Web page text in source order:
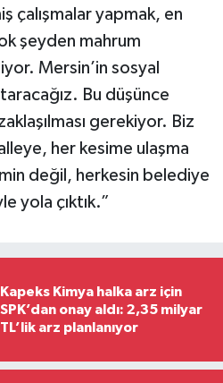
çalışmalar yapmak, en
şeyden mahrum
Mersin’in sosyal
Bu düşünce
gerekiyor. Biz
her kesime ulaşma
değil, herkesin belediye
yola çıktık.”
Kapeks Kimya halka arz için
SPK’dan onay aldı: 2,35 milyar
TL’lik arz planlanıyor